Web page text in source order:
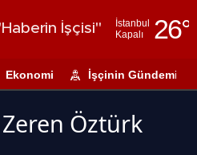
İşçisi"
İstanbul
Kapalı
26°
Adıyaman
Ekonomi İşçinin Gündemi
Öztürk